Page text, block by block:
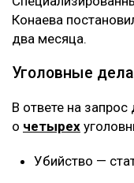
Конаева
два месяца.
Уголовные
В ответе на
о четырех
Убийство —